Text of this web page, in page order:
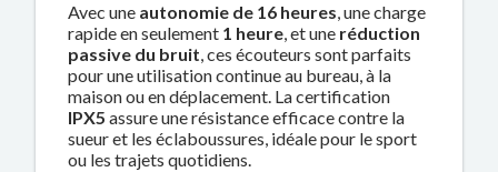
Avec une autonomie de 16 heures, une charge
rapide en seulement 1 heure, et une réduction
passive du bruit, ces écouteurs sont parfaits
pour une utilisation continue au bureau, à la
maison ou en déplacement. La certification
IPX5 assure une résistance efficace contre la
sueur et les éclaboussures, idéale pour le sport
ou les trajets quotidiens.